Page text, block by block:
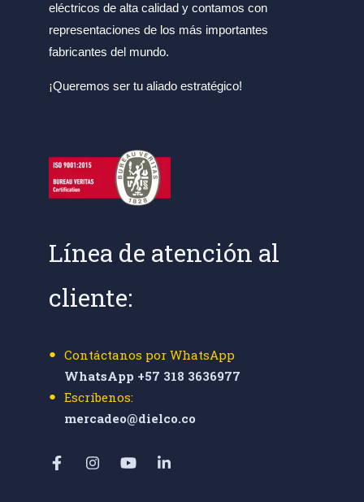
eléctricos de alta calidad y contamos con
representaciones de los más importantes
fabricantes del mundo.
¡Queremos ser tu aliado estratégico!
Línea de atención al
cliente:
Contáctanos por WhatsApp
WhatsApp +57 318 3636977
Escríbenos:
mercadeo@dielco.co